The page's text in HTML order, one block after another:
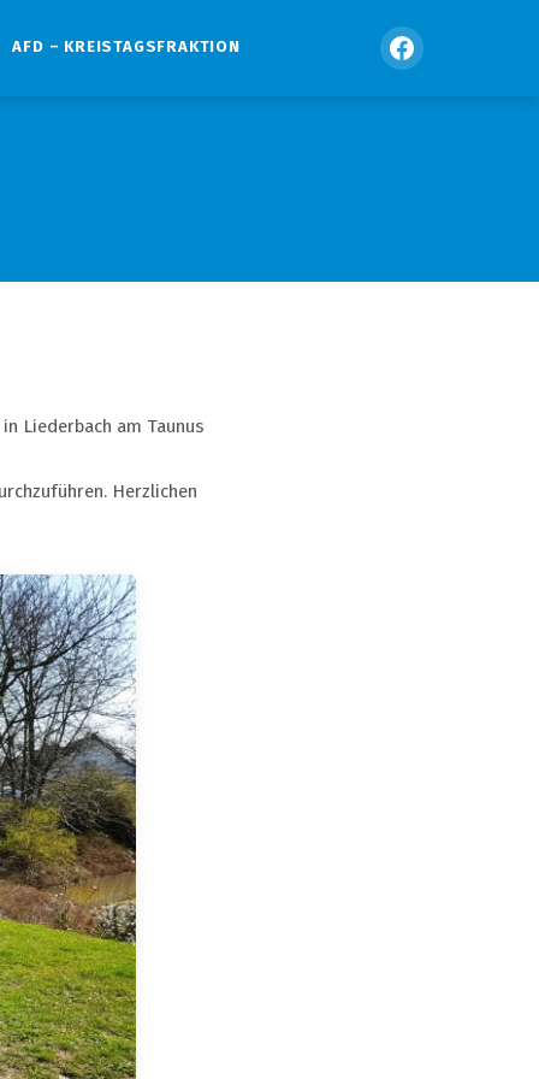
AFD – KREISTAGSFRAKTION
Liederbach am Taunus
Herzlichen